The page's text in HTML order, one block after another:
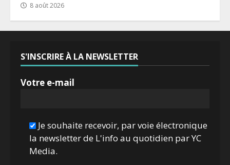
8 août 2026
S'INSCRIRE À LA NEWSLETTER
Votre e-mail
Je souhaite recevoir, par voie électronique
la newsletter de L'info au quotidien par YC
Media.